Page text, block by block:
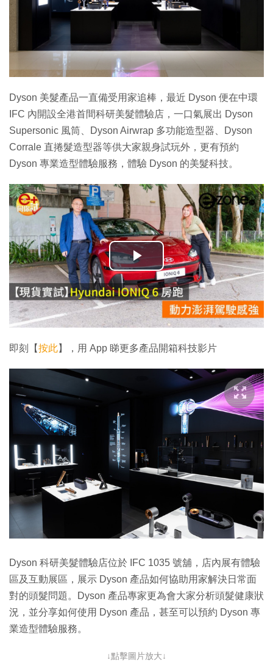
Dyson 美髮產品一直備受用家追棒，最近 Dyson 便在中環
IFC 內開設全港首間科研美髮體驗店，一口氣展出 Dyson
Supersonic 風筒、Dyson Airwrap 多功能造型器、Dyson
Corrale 直捲髮造型器等供大家親身試玩外，更有預約
Dyson 專業造型體驗服務，體驗 Dyson 的美髮科技。
播
放
影
片
即刻【按此】，用 App 睇更多產品開箱科技影片
Dyson 科研美髮體驗店位於 IFC 1035 號舖，店內展有體驗
區及互動展區，展示 Dyson 產品如何協助用家解決日常面
對的頭髮問題。Dyson 產品專家更為會大家分析頭髮健康狀
況，並分享如何使用 Dyson 產品，甚至可以預約 Dyson 專
業造型體驗服務。
↓點擊圖片放大↓